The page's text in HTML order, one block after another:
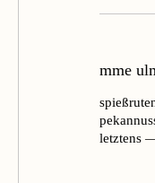
mme
letztens